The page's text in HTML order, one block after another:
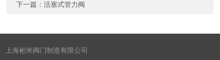
下一篇：活塞式管力阀
上海彬米阀门制造有限公司